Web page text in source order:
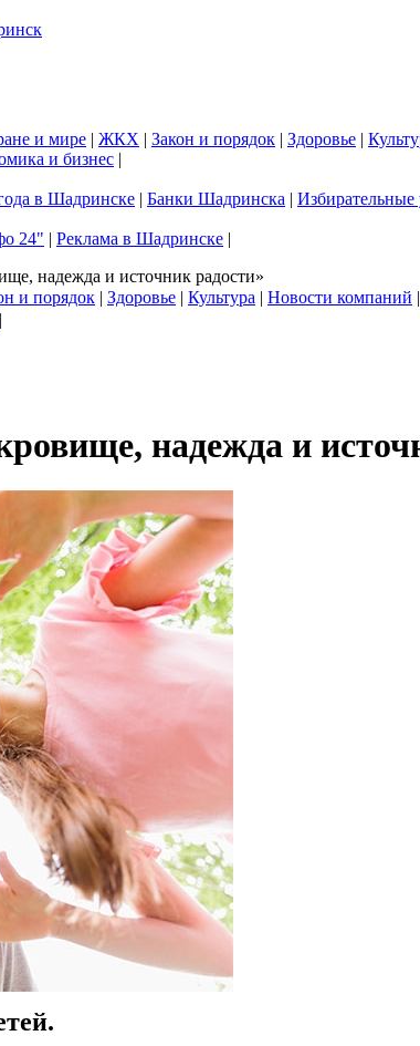
и мире | ЖКХ | Закон и порядок | Здоровье |
и бизнес |
в Шадринске | Банки Шадринска | Избирательные
24" | Реклама в Шадринске |
надежда и источник радости»
и порядок | Здоровье | Культура | Новости компаний |
|
надежда и